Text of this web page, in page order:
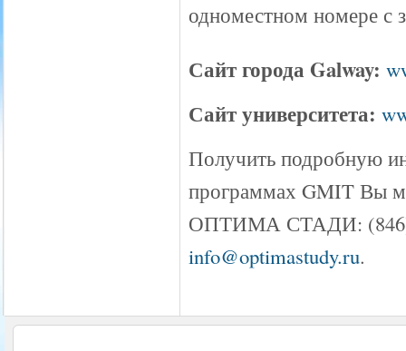
одноместном номере с
Сайт города Galway:
Сайт университета:
Получить подробную
программах GMIT Вы
ОПТИМА СТАДИ: (846)
info@optimastudy.ru.